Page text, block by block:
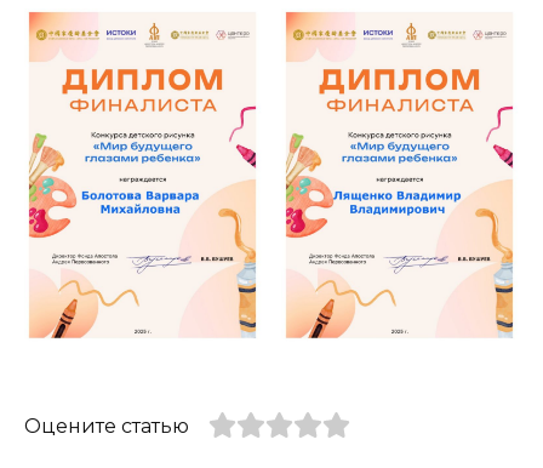
Оцените статью